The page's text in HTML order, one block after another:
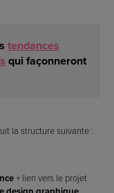
tendances
qui façonneront
la structure suivante :
+ lien vers le projet